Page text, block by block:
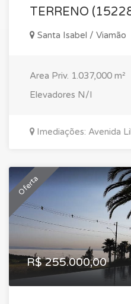
TERRENO
Santa Isabel / Viamão
Area Priv. 1.037,000 m²
Elevadores N/I
Imediações: Avenida
Oferta
R$ 255.000,00